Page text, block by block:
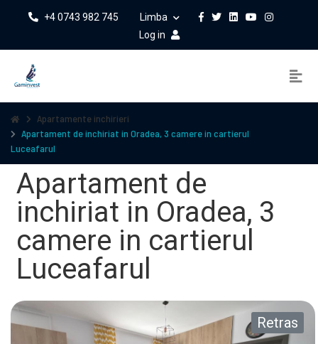
+4 0743 982 745
Limba
Log in
Apartamente inchirieri
Apartament de inchiriat in Oradea, 3 camere in cartierul
Luceafarul
Apartament de
inchiriat in Oradea, 3
camere in cartierul
Luceafarul
Retras